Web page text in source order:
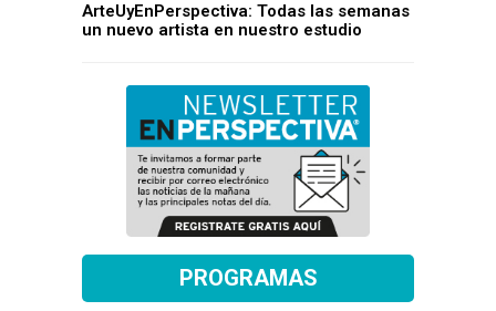
ArteUyEnPerspectiva: Todas las semanas
un nuevo artista en nuestro estudio
PROGRAMAS